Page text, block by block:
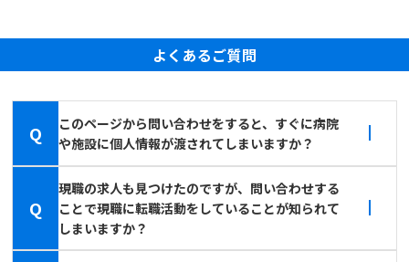
よくあるご質問
Q
このページから問い合わせをすると、すぐに病院
や施設に個人情報が渡されてしまいますか？
Q
現職の求人も見つけたのですが、問い合わせする
ことで現職に転職活動をしていることが知られて
しまいますか？